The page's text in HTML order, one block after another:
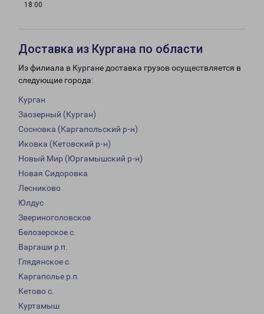
18:00
Доставка из Кургана по области
Из филиала в Кургане доставка грузов осуществляется в
следующие города:
Курган
Заозерный (Курган)
Сосновка (Каргапольский р-н)
Иковка (Кетовский р-н)
Новый Мир (Юргамышский р-н)
Новая Сидоровка
Лесниково
Юлдус
Звериноголовское
Белозерское с.
Варгаши р.п.
Глядянское с.
Каргаполье р.п.
Кетово с.
Куртамыш